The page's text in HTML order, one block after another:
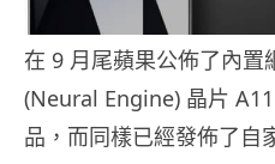
在 9 月尾蘋果公佈了內置
(Neural Engine) 晶片
品，而同樣已經發佈了自